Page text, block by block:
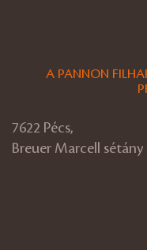
A PANNON
7622 Pécs,
Breuer Marcell sétány